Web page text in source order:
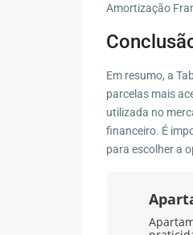
Amortização
Em resumo, a
parcelas mais
utilizada no
financeiro. É
para escolher a